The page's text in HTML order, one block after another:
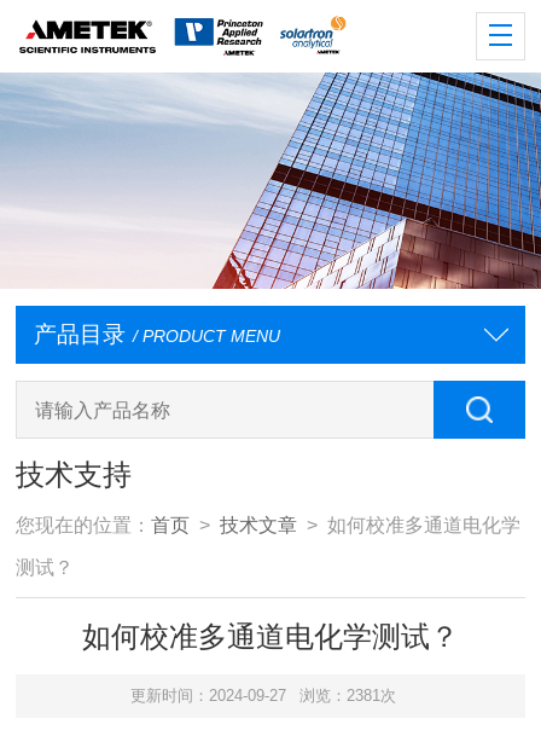
产品目录 / PRODUCT MENU
技术支持
您现在的位置：首页 >技术文章 > 如何校准多通道电化学
测试？
如何校准多通道电化学测试？
更新时间：2024-09-27 浏览：2381次